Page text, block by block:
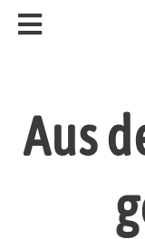
Aus